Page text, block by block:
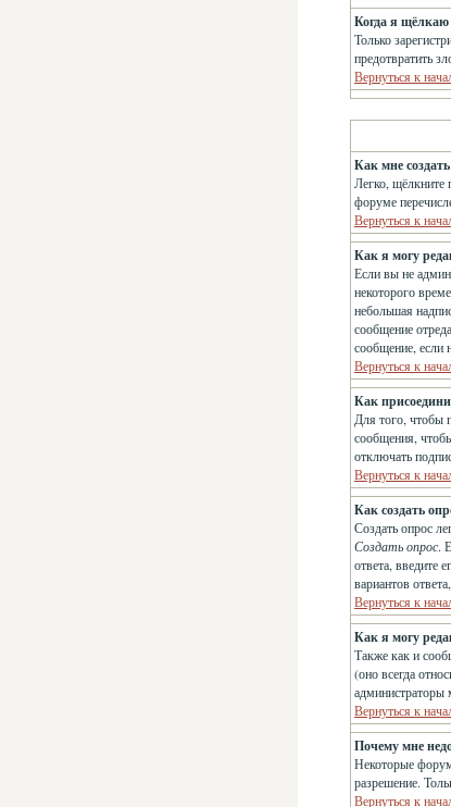
Когда я щёлкаю
Только
предотвратить
Вернуться к
Как мне
Легко, щёлкните
форуме
Вернуться к
Как я могу
Если вы не
некоторого
небольшая
сообщение
сообщение, если
Вернуться к
Как
Для того, чтобы
сообщения,
отключать
Вернуться к
Как создать
Создать опрос
Создать опрос.
ответа, введите
вариантов
Вернуться к
Как я могу
Также как и
(оно всегда
администраторы
Вернуться к
Почему мне
Некоторые
разрешение.
Вернуться к